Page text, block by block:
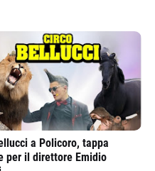
a Policoro, tappa
per il direttore Emidio